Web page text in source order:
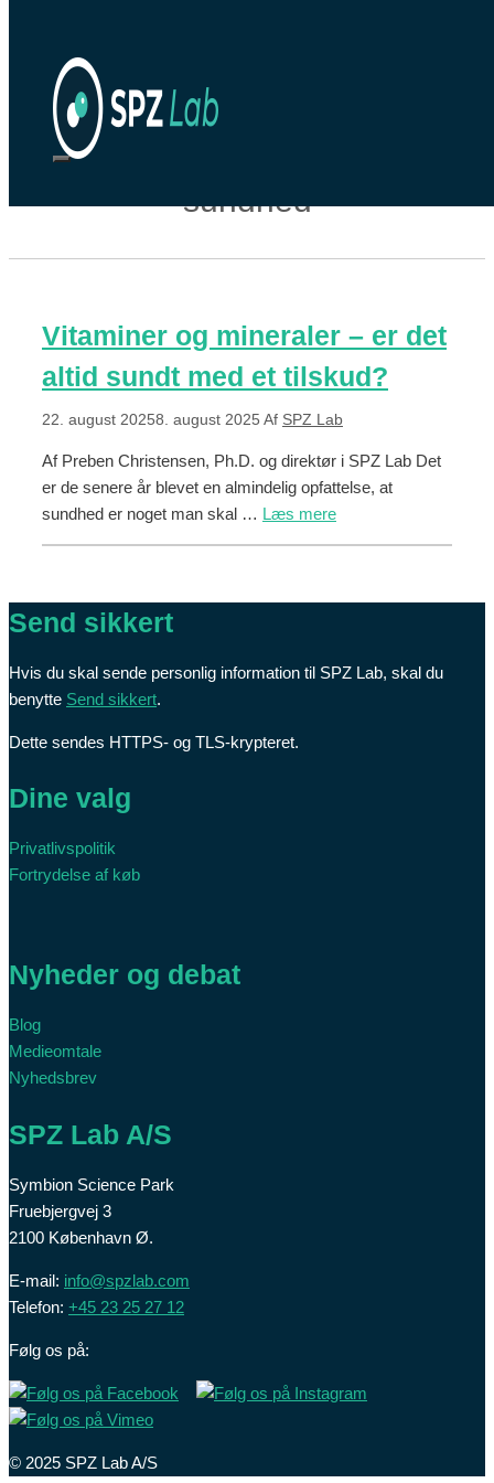
Hop til indhold
sundhed
Vitaminer og mineraler – er det
altid sundt med et tilskud?
22. august 20258. august 2025 Af SPZ Lab
Af Preben Christensen, Ph.D. og direktør i SPZ Lab Det
er de senere år blevet en almindelig opfattelse, at
sundhed er noget man skal … Læs mere
Send sikkert
Hvis du skal sende personlig information til SPZ Lab, skal du
benytte Send sikkert.
Dette sendes HTTPS- og TLS-krypteret.
Dine valg
Privatlivspolitik
Fortrydelse af køb
Nyheder og debat
Blog
Medieomtale
Nyhedsbrev
SPZ Lab A/S
Symbion Science Park
Fruebjergvej 3
2100 København Ø.
E-mail: info@spzlab.com
Telefon: +45 23 25 27 12
Følg os på:
© 2025 SPZ Lab A/S